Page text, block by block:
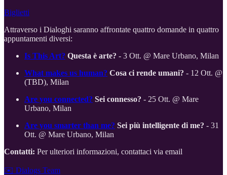
Biglietti
Attraverso i Dialoghi saranno affrontate quattro domande in quattro
appuntamenti diversi:
Is This Art? Questa è arte? - 3 Ott. @ Mare Urbano, Milan
What makes us human? Cosa ci rende umani? - 12 Ott. @
(TBD), Milan
Are you connected? Sei connesso? - 25 Ott. @ Mare
Urbano, Milan
Are you smarter than me? Sei più intelligente di me? - 31
Ott. @ Mare Urbano, Milan
Contatti: Per ulteriori informazioni, contattaci via email
✉️ Dialogs Team